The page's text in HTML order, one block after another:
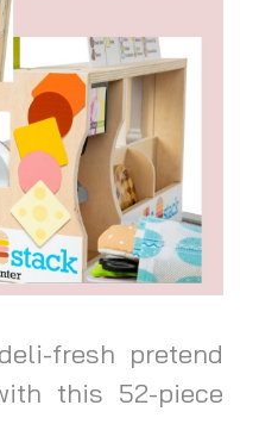
fresh pretend
this 52-piece